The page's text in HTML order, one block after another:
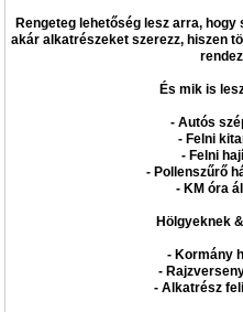
Rengeteg lehetőség lesz arra,
akár alkatrészeket szerezz, hiszen
És mik is
- Autós
- Felni
- Felni
- Pollenszűrő
- KM óra
Hölgyeknek
- Kormány
-
- Alkatrész